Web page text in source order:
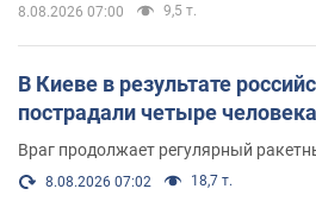
8.08.2026 07:00 9,5 т.
В Киеве в результате
пострадали четыре
Враг продолжает регулярный
8.08.2026 07:02 18,7 т.